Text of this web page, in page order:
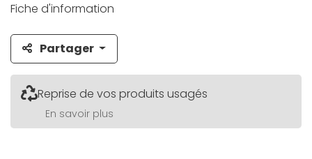
Fiche d'information
Partager
Reprise de vos produits usagés
En savoir plus